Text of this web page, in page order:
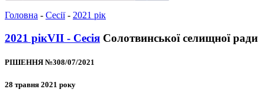
Головна - Сесії- 2021 рік
2021 рікVII - Сесія Солотвинської селищної ради
РІШЕННЯ №308/07/2021
28 травня 2021 року